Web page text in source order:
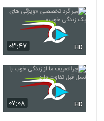
۰۳:۴۷ HD
۰۷:۰۸ HD